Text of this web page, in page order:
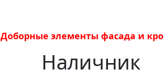
Доборные элементы фасада и
Наличник